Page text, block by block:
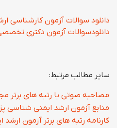
دانلود سوالات آزمون کارشناسی
دانلودسوالات آزمون دکتری
سایر مطالب مرتبط:
مصاحبه صوتی با رتبه های برتر
منابع آزمون ارشد ایمنی شناسی
کارنامه رتبه های برتر آزمون